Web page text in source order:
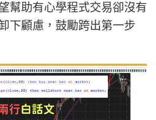
幫助有心學程式交易卻沒有
下顧慮，鼓勵跨出第一步